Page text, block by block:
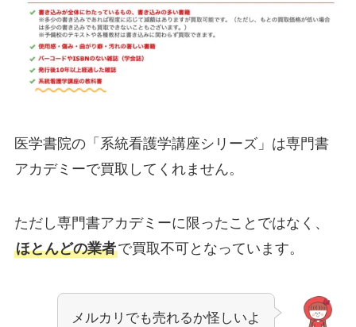
医学書院の「系統看護学講座シリーズ」は専門書
アカデミーで買取してくれません。
ただし専門書アカデミーに限ったことではなく、
ほとんどの業者で買取不可となっています。
メルカリでも売れるか怪しいよ